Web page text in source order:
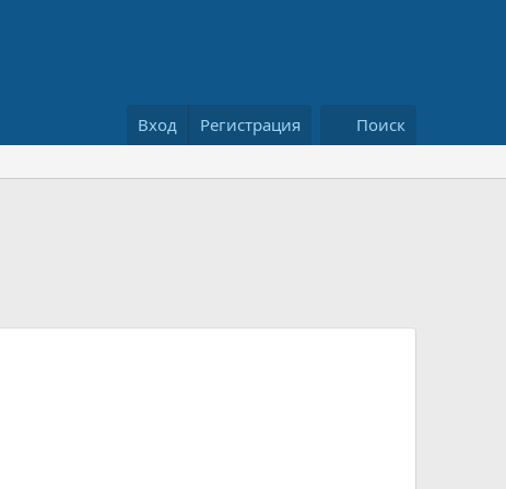
Вход Регистрация Поиск